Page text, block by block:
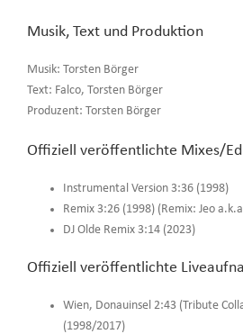
Musik, Text und Produktion
Musik: Torsten Börger
Text: Falco, Torsten Börger
Produzent: Torsten Börger
Offiziell veröffentlichte Mixes/
Instrumental Version 3:36 (1998)
Remix 3:26 (1998) (Remix: Jeo
DJ Olde Remix 3:14 (2023)
Offiziell veröffentlichte
Wien, Donauinsel 2:43 (Tribute
(1998/2017)